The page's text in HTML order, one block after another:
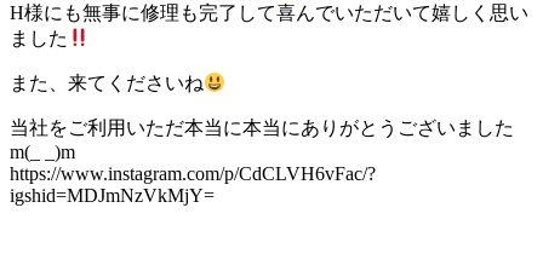
H様にも無事に修理も完了して喜んでいただいて嬉しく思い
ました
また、来てくださいね
当社をご利用いただ本当に本当にありがとうございました
m(_ _)m
https://www.instagram.com/p/CdCLVH6vFac/?
igshid=MDJmNzVkMjY=